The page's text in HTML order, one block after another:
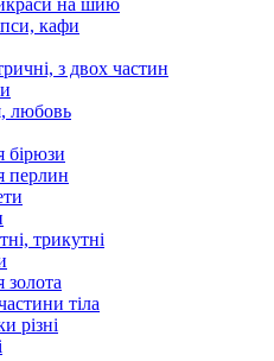
кафи
з двох частин
любовь
бірюзи
перлин
трикутні
золота
тіла
різні